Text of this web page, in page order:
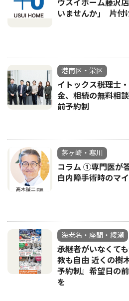
ウスイホーム藤沢
いませんか｣ 片付
港南区・栄区
イトックス税理士
金、相続の無料相
前予約制
茅ヶ崎・寒川
コラム ①専門医が
白内障手術時のマ
海老名・座間・綾瀬
承継者がいなくて
教も自由 近くの樹
予約制』希望日の
を